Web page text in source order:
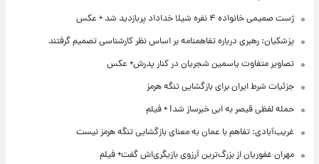
ژست صمیمی خانواده ۴ نفره شیلا خداداد پربازدید شد + عکس
پزشکیان: رهبری درباره تفاهمنامه بر اساس نظر کارشناسی تصمیم گرفتند
تصاویر متفاوت یاسمین شجریان در کنار پدرش+ عکس
جزئیات شرط ایران برای بازگشایی تنگه هرمز
حمله لفظی قیصر به ابی خبرساز شد! + فیلم
غریب‌آبادی: تفاهم با عمان به معنای بازگشایی تنگه هرمز نیست
مهران غفوریان از بزرگ‌ترین آرزوی بازیگری‌اش گفت+ فیلم